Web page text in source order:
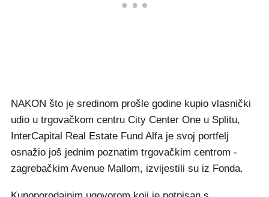
NAKON što je sredinom prošle godine kupio vlasnički
udio u trgovačkom centru City Center One u Splitu,
InterCapital Real Estate Fund Alfa je svoj portfelj
osnažio još jednim poznatim trgovačkim centrom -
zagrebačkim Avenue Mallom, izvijestili su iz Fonda.